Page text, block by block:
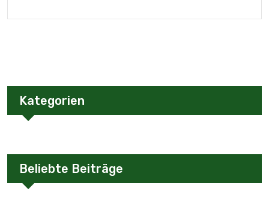
Kategorien
Beliebte Beiträge